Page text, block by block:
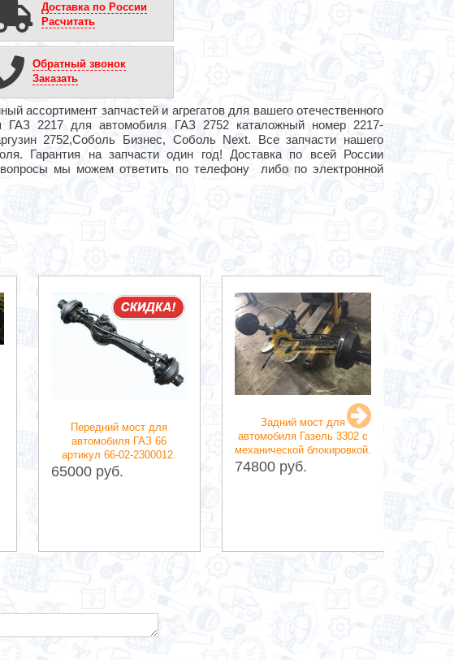
Доставка по России
Расчитать
Обратный звонок
Заказать
ассортимент запчастей и агрегатов для вашего отечественного
ГАЗ 2217 для автомобиля ГАЗ 2752 каталожный номер 2217-
2752,Соболь Бизнес, Соболь Next. Все запчасти нашего
Гарантия на запчасти один год! Доставка по всей России
мы можем ответить по телефону либо по электронной
Передний мост для
автомобиля ГАЗ 66
артикул 66-02-2300012.
65000 руб.
Задний мост для
автомобиля Газель 3302 с
механической блокировкой.
74800 руб.